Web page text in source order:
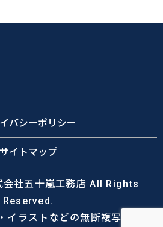
バシーポリシー
サイトマップ
社五十嵐工務店 All Rights
Reserved.
イラストなどの無断複写・転載